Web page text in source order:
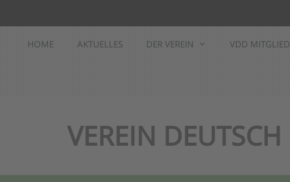
springen
HOME AKTUELLES DER VEREIN VDD
VEREIN